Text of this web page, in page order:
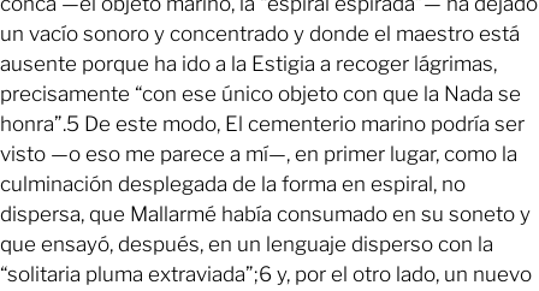
un vacío sonoro y concentrado y donde el maestro está
ausente porque ha ido a la Estigia a recoger lágrimas,
precisamente “con ese único objeto con que la Nada se
honra”.5 De este modo, El cementerio marino podría ser
visto —o eso me parece a mí—, en primer lugar, como la
culminación desplegada de la forma en espiral, no
dispersa, que Mallarmé había consumado en su soneto y
que ensayó, después, en un lenguaje disperso con la
“solitaria pluma extraviada”;6 y, por el otro lado, un nuevo